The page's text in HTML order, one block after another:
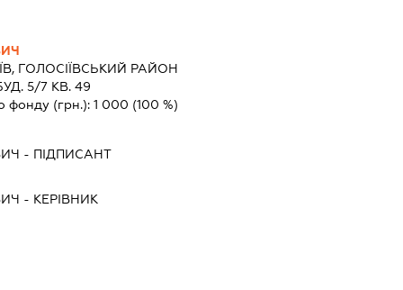
ГОЛОСІЇВСЬКИЙ РАЙОН
5/7 КВ. 49
фонду (грн.): 1 000 (100 %)
- ПІДПИСАНТ
- КЕРІВНИК